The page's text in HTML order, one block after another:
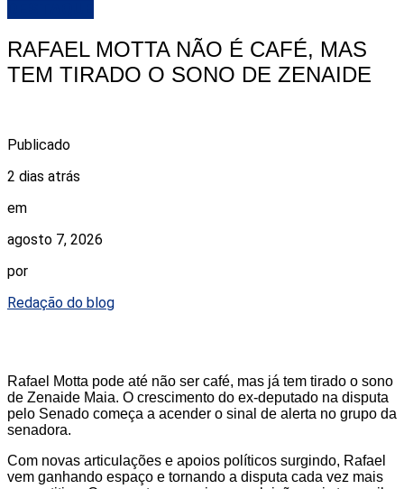
RAFAEL MOTTA NÃO É CAFÉ, MAS
TEM TIRADO O SONO DE ZENAIDE
Publicado
2 dias atrás
em
agosto 7, 2026
por
Redação do blog
Rafael Motta pode até não ser café, mas já tem tirado o sono
de Zenaide Maia. O crescimento do ex-deputado na disputa
pelo Senado começa a acender o sinal de alerta no grupo da
senadora.
Com novas articulações e apoios políticos surgindo, Rafael
vem ganhando espaço e tornando a disputa cada vez mais